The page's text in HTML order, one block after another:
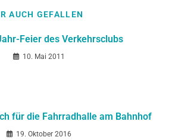
AUCH GEFALLEN
Feier des Verkehrsclubs
10. Mai 2011
für die Fahrradhalle am Bahnhof
19. Oktober 2016